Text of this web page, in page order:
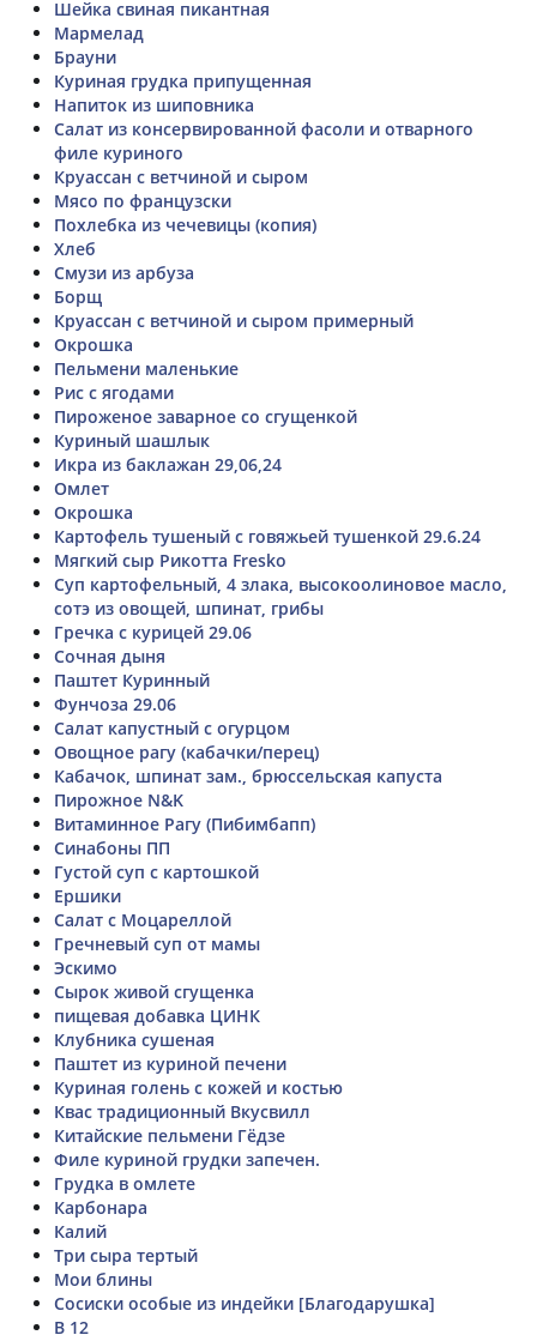
Шейка свиная пикантная
Мармелад
Брауни
Куриная грудка припущенная
Напиток из шиповника
Салат из консервированной фасоли и отварного
филе куриного
Круассан с ветчиной и сыром
Мясо по французски
Похлебка из чечевицы (копия)
Хлеб
Смузи из арбуза
Борщ
Круассан с ветчиной и сыром примерный
Окрошка
Пельмени маленькие
Рис с ягодами
Пироженое заварное со сгущенкой
Куриный шашлык
Икра из баклажан 29,06,24
Омлет
Окрошка
Картофель тушеный с говяжьей тушенкой 29.6.24
Мягкий сыр Рикотта Fresko
Суп картофельный, 4 злака, высокоолиновое масло,
сотэ из овощей, шпинат, грибы
Гречка с курицей 29.06
Сочная дыня
Паштет Куринный
Фунчоза 29.06
Салат капустный с огурцом
Овощное рагу (кабачки/перец)
Кабачок, шпинат зам., брюссельская капуста
Пирожное N&K
Витаминное Рагу (Пибимбапп)
Синабоны ПП
Густой суп с картошкой
Ершики
Салат с Моцареллой
Гречневый суп от мамы
Эскимо
Сырок живой сгущенка
пищевая добавка ЦИНК
Клубника сушеная
Паштет из куриной печени
Куриная голень с кожей и костью
Квас традиционный Вкусвилл
Китайские пельмени Гёдзе
Филе куриной грудки запечен.
Грудка в омлете
Карбонара
Калий
Три сыра тертый
Мои блины
Сосиски особые из индейки [Благодарушка]
B 12